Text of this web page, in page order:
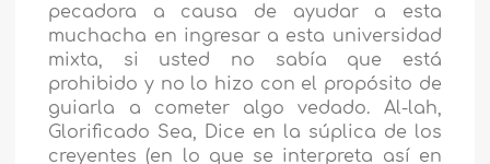
pecadora a causa de ayudar a esta
muchacha en ingresar a esta universidad
mixta, si usted no sabía que está
prohibido y no lo hizo con el propósito de
guiarla a cometer algo vedado. Al-lah,
Glorificado Sea, Dice en la súplica de los
creyentes (en lo que se interpreta así en